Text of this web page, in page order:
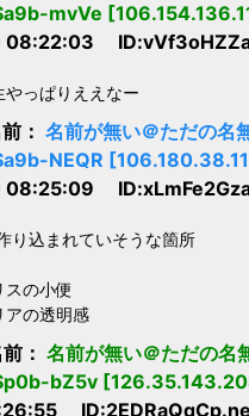
mvVe
やっぱりええなー
： 名前が無い＠ただの名
NEQR
り込まれていそうな箇所
スの小便
アの透明感
： 名前が無い＠ただの名
bZ5v